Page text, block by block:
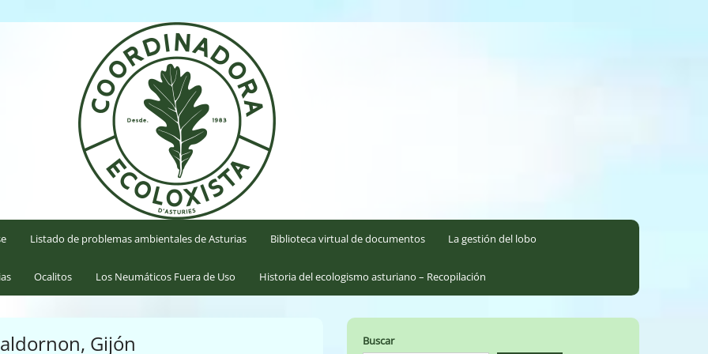
Listado de problemas ambientales de Asturias Biblioteca virtual de documentos La gestión del lobo
Ocalitos Los Neumáticos Fuera de Uso Historia del ecologismo asturiano – Recopilación
Gijón Buscar